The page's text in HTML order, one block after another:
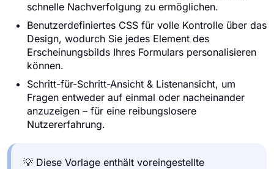
schnelle Nachverfolgung zu ermöglichen.
Benutzerdefiniertes CSS für volle Kontrolle über das
Design, wodurch Sie jedes Element des
Erscheinungsbilds Ihres Formulars personalisieren
können.
Schritt-für-Schritt-Ansicht & Listenansicht, um
Fragen entweder auf einmal oder nacheinander
anzuzeigen – für eine reibungslosere
Nutzererfahrung.
💡 Diese Vorlage enthält voreingestellte